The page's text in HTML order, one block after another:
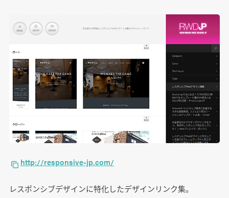
http://responsive-jp.com/
レスポンシブデザインに特化したデザインリンク集。